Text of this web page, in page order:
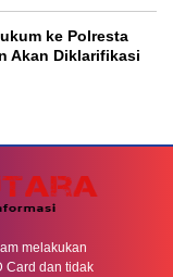
ke Polresta
Akan Diklarifikasi
melakukan
Card dan tidak